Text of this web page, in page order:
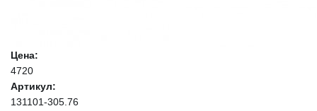
Цена:
4720
Артикул:
131101-305.76